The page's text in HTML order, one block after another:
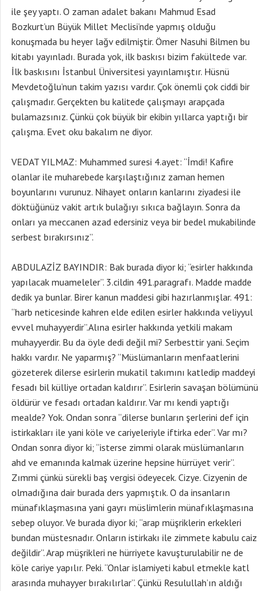
ile şey yaptı. O zaman adalet bakanı Mahmud Esad
Bozkurt’un Büyük Millet Meclisi’nde yapmış olduğu
konuşmada bu heyer lağv edilmiştir. Ömer Nasuhi Bilmen bu
kitabı yayınladı. Burada yok, ilk baskısı bizim fakültede var.
İlk baskısını İstanbul Üniversitesi yayınlamıştır. Hüsnü
Mevdetoğlu’nun takim yazısı vardır. Çok önemli çok ciddi bir
çalışmadır. Gerçekten bu kalitede çalışmayı arapçada
bulamazsınız. Çünkü çok büyük bir ekibin yıllarca yaptığı bir
çalışma. Evet oku bakalım ne diyor.
VEDAT YILMAZ: Muhammed suresi 4.ayet: “İmdi! Kafire
olanlar ile muharebede karşılaştığınız zaman hemen
boyunlarını vurunuz. Nihayet onların kanlarını ziyadesi ile
döktüğünüz vakit artık bulağıyı sıkıca bağlayın. Sonra da
onları ya meccanen azad edersiniz veya bir bedel mukabilinde
serbest bırakırsınız”.
ABDULAZİZ BAYINDIR: Bak burada diyor ki; “esirler hakkında
yapılacak muameleler”. 3.cildin 491.paragrafı. Madde madde
dedik ya bunlar. Birer kanun maddesi gibi hazırlanmışlar. 491:
“harb neticesinde kahren elde edilen esirler hakkında veliyyul
evvel muhayyerdir”.Alına esirler hakkında yetkili makam
muhayyerdir. Bu da öyle dedi değil mi? Serbesttir yani. Seçim
hakkı vardır. Ne yaparmış? “Müslümanların menfaatlerini
gözeterek dilerse esirlerin mukatil takımını katledip maddeyi
fesadı bil külliye ortadan kaldırır”. Esirlerin savaşan bölümünü
öldürür ve fesadı ortadan kaldırır. Var mı kendi yaptığı
mealde? Yok. Ondan sonra “dilerse bunların şerlerini def için
istirkakları ile yani köle ve cariyeleriyle iftirka eder”. Var mı?
Ondan sonra diyor ki; “isterse zimmi olarak müslümanların
ahd ve emanında kalmak üzerine hepsine hürrüyet verir”.
Zımmi çünkü sürekli baş vergisi ödeyecek. Cizye. Cizyenin de
olmadığına dair burada ders yapmıştık. O da insanların
münafıklaşmasına yani gayrı müslimlerin münafıklaşmasına
sebep oluyor. Ve burada diyor ki; “arap müşriklerin erkekleri
bundan müstesnadır. Onların istirkakı ile zimmete kabulu caiz
değildir”. Arap müşrikleri ne hürriyete kavuşturulabilir ne de
köle cariye yapılır. Peki. “Onlar islamiyeti kabul etmekle katl
arasında muhayyer bırakılırlar”. Çünkü Resulullah’ın aldığı